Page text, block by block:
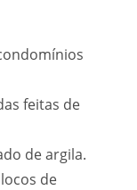
feitas de
de argila.
de